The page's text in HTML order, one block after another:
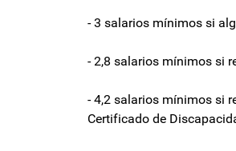
- 3 salarios mínimos si
- 2,8 salarios mínimos si
- 4,2 salarios mínimos si
Certificado de